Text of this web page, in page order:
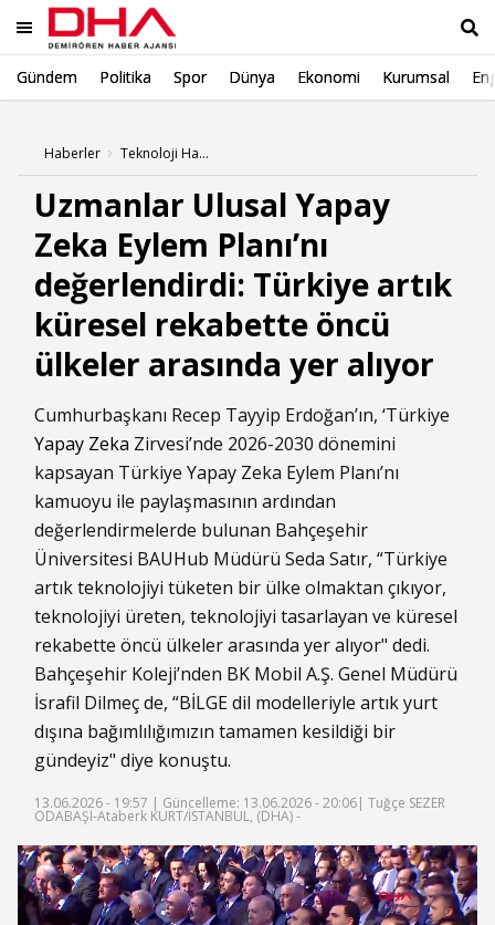
Gündem Politika Spor Dünya Ekonomi Kurumsal
Haberler Teknoloji Haberleri
Uzmanlar Ulusal Yapay
Zeka Eylem Planı’nı
değerlendirdi: Türkiye artık
küresel rekabette öncü
ülkeler arasında yer alıyor
Cumhurbaşkanı Recep Tayyip Erdoğan’ın, ‘Türkiye
Yapay Zeka Zirvesi’nde 2026-2030 dönemini
kapsayan Türkiye Yapay Zeka Eylem Planı’nı
kamuoyu ile paylaşmasının ardından
değerlendirmelerde bulunan Bahçeşehir
Üniversitesi BAUHub Müdürü Seda Satır, “Türkiye
artık teknolojiyi tüketen bir ülke olmaktan çıkıyor,
teknolojiyi üreten, teknolojiyi tasarlayan ve küresel
rekabette öncü ülkeler arasında yer alıyor" dedi.
Bahçeşehir Koleji’nden BK Mobil A.Ş. Genel Müdürü
İsrafil Dilmeç de, “BİLGE dil modelleriyle artık yurt
dışına bağımlılığımızın tamamen kesildiği bir
gündeyiz" diye konuştu.
13.06.2026 - 19:57 | Güncelleme: 13.06.2026 - 20:06| Tuğçe SEZER
ODABAŞI-Ataberk KURT/İSTANBUL, (DHA) -